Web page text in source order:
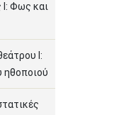
Φως και
Ι:
ηθοποιού